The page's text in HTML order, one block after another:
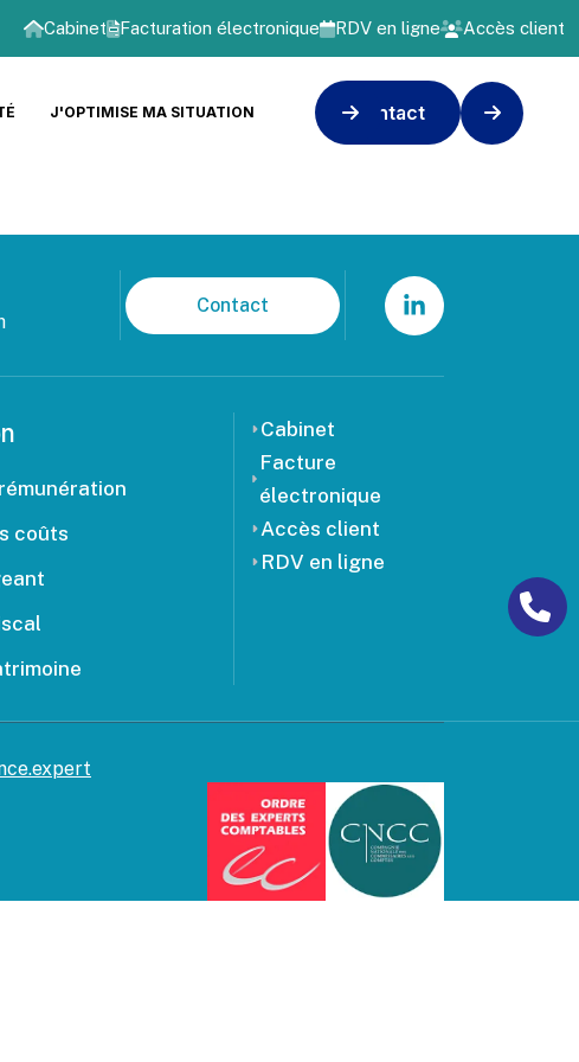
Cabinet Facturation électronique RDV en ligne Accès client
J'OPTIMISE MA SITUATION Contact
Contact
coûts
Cabinet
Facture
électronique
Accès client
RDV en ligne